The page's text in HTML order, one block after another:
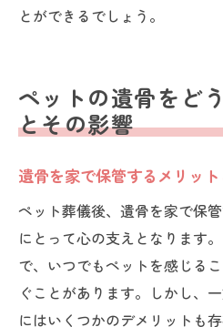
とができるでしょう。
ペットの遺骨をど
とその影響
遺骨を家で保管するメリッ
ペット葬儀後、遺骨を家で保
にとって心の支えとなります
で、いつでもペットを感じる
ぐことがあります。しかし、
にはいくつかのデメリットも